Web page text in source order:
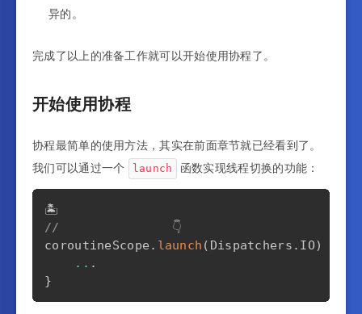
异的。
完成了以上的准备工作就可以开始使用协程了。
开始使用协程
协程最简单的使用方法，其实在前面章节就已经看到了。
我们可以通过一个
launch 函数实现线程切换的功能：
//               👇
coroutineScope . launch ( Dispatchers . IO)
.. .
}